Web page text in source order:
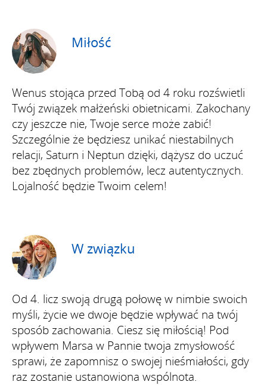
Miłość
Wenus stojąca przed Tobą od 4 roku rozświetli
Twój związek małżeński obietnicami. Zakochany
czy jeszcze nie, Twoje serce może zabić!
Szczególnie że będziesz unikać niestabilnych
relacji, Saturn i Neptun dzięki, dążysz do uczuć
bez zbędnych problemów, lecz autentycznych.
Lojalność będzie Twoim celem!
W związku
Od 4. licz swoją drugą połowę w nimbie swoich
myśli, życie we dwoje będzie wpływać na twój
sposób zachowania. Ciesz się miłością! Pod
wpływem Marsa w Pannie twoja zmysłowość
sprawi, że zapomnisz o swojej nieśmiałości, gdy
raz zostanie ustanowiona wspólnota.